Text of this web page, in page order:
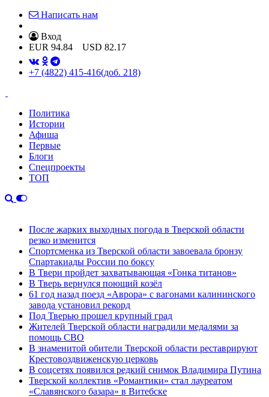
Написать нам
Вход
EUR 94.84 USD 82.17
+7 (4822) 415-416(доб. 218)
Политика
Истории
Афиша
Первые
Блоги
Спецпроекты
ТОП
После жарких выходных погода в Тверской области
резко изменится
Спортсменка из Тверской области завоевала бронзу
Спартакиады России по боксу
В Твери пройдет захватывающая «Гонка титанов»
В Тверь вернулся поющий козёл
61 год назад поезд «Аврора» с вагонами калининского
завода установил рекорд
Под Тверью прошел крупный град
Жителей Тверской области наградили медалями за
помощь СВО
В знаменитой обители Тверской области реставрируют
Крестовоздвиженскую церковь
В соцсетях появился редкий снимок Владимира Путина
Тверской коллектив «Романтики» стал лауреатом
«Славянского базара» в Витебске